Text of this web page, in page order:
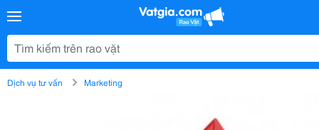
Dịch vụ tư vấn Marketing